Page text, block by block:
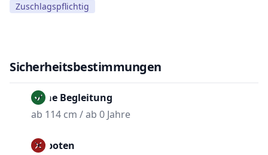
Zuschlagspflichtig
Sicherheitsbestimmungen
Ohne Begleitung
ab 114 cm / ab 0 Jahre
Verboten